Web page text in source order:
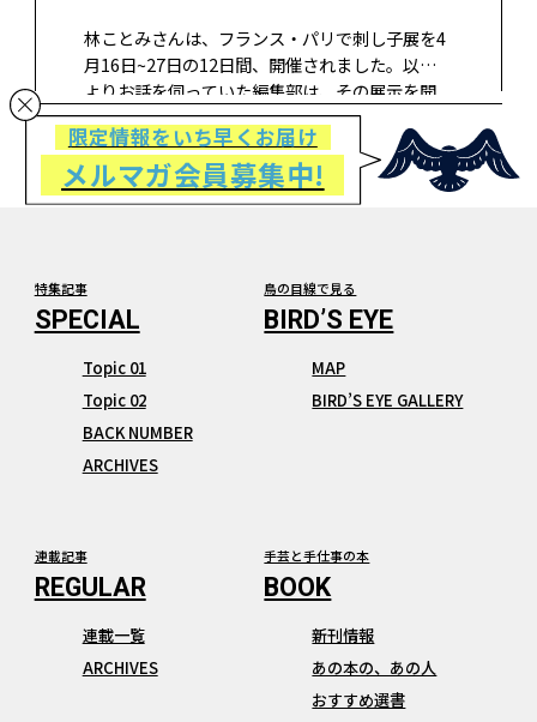
林ことみさんは、フランス・パリで刺し子展を4
月16日~27日の12日間、開催されました。以前
よりお話を伺っていた編集部は、その展示を開
くことになったきっかけや、実際に展示するま
での過程を、お帰りになったタイミングでご執
筆いただきました。合わせておすすめのパリの
手芸店も紹介いただきました。
限定情報をいち早くお届け
メルマガ会員募集中!
特集記事
Topic 01
Topic 02
BACK NUMBER
ARCHIVES
鳥の目線で見る
MAP
BIRD’S EYE GALLERY
連載記事
連載一覧
ARCHIVES
手芸と手仕事の本
新刊情報
あの本の、あの人
おすすめ選書